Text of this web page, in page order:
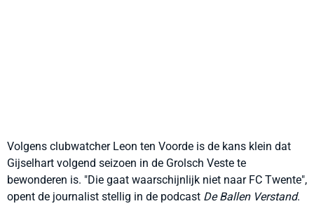
Volgens clubwatcher Leon ten Voorde is de kans klein dat
Gijselhart volgend seizoen in de Grolsch Veste te
bewonderen is. "Die gaat waarschijnlijk niet naar FC Twente",
opent de journalist stellig in de podcast De Ballen Verstand.